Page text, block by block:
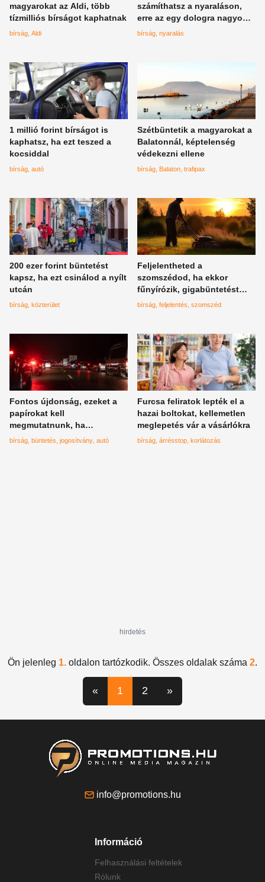
magyarokat az Aldi, több
tízmilliós bírságot kaphatnak
bírság Aldi
számíthatsz a nyaraláson,
erre az egy dologra nagyon
figyelj
bírság nyaralás
1 millió forint bírságot is
kaphatsz, ha ezt teszed a
kocsiddal
bírság autó
Szétbüntetik a magyarokat a
Balatonnál, képtelenség
védekezni ellene
bírság Balaton trafipax
200 ezer forint büntetést
kapsz, ha ezt csinálod a nyílt
utcán
bírság közterület
Feljelentheted a
szomszédod, ha ekkor
fűnyírózik, gigabüntetést
kaphat
bírság feljelentés szomszéd
Fontos újdonság, ezeket a
papírokat kell
megmutatnunk, ha
igazoltatnak
bírság büntetés jogosítvány autó
Furcsa feliratok lepték el a
hazai boltokat, kellemetlen
meglepetés vár a vásárlókra
bírság árrésstop korlátozás
hirdetés
Ön jelenleg 1. oldalon tartózkodik. Összes oldalak száma 2.
« 1 2 »
info@promotions.hu
Információ
Felhasználási feltételek
Rólunk